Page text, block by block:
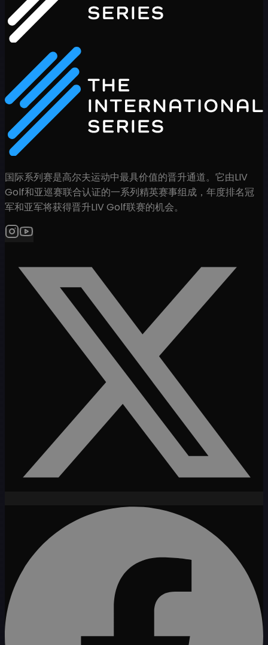
国际系列赛是高尔夫运动中最具价值的晋升通道。它由LIV
Golf和亚巡赛联合认证的一系列精英赛事组成，年度排名冠
军和亚军将获得晋升LIV Golf联赛的机会。